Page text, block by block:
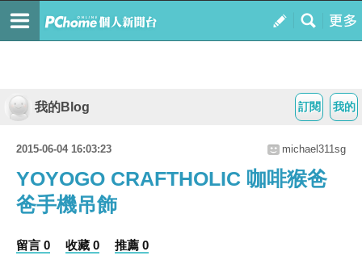
我的
訂閱
我的Blog
2015-06-04 16:03:23 michael311sg
YOYOGO CRAFTHOLIC 咖啡猴爸
爸手機吊飾
留言 0 收藏 0 推薦 0